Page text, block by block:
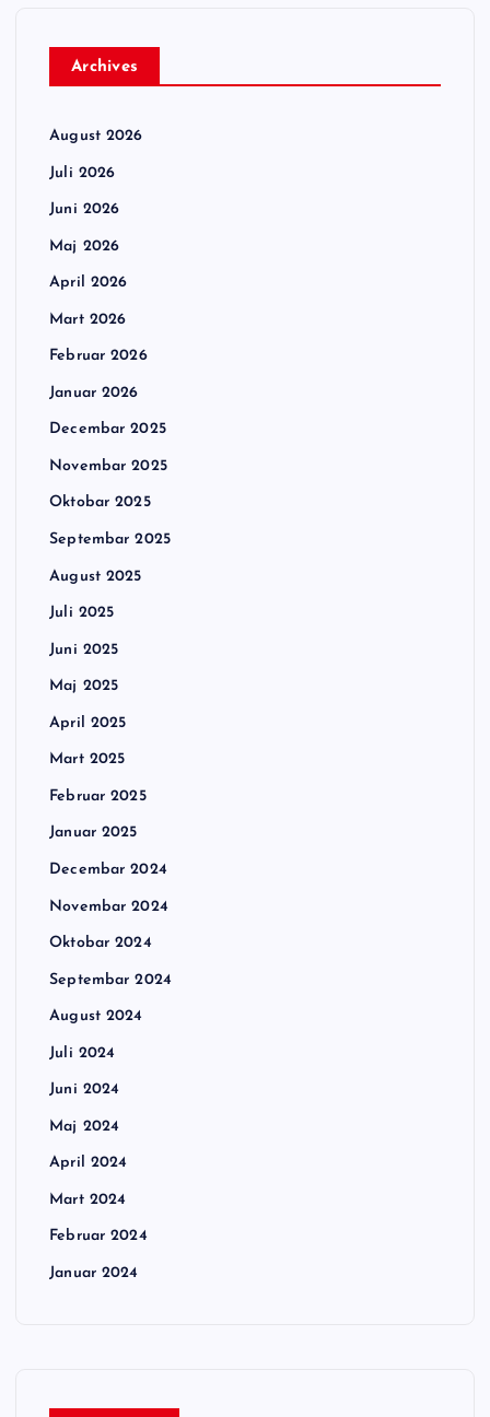
Archives
August 2026
Juli 2026
Juni 2026
Maj 2026
April 2026
Mart 2026
Februar 2026
Januar 2026
Decembar 2025
Novembar 2025
Oktobar 2025
Septembar 2025
August 2025
Juli 2025
Juni 2025
Maj 2025
April 2025
Mart 2025
Februar 2025
Januar 2025
Decembar 2024
Novembar 2024
Oktobar 2024
Septembar 2024
August 2024
Juli 2024
Juni 2024
Maj 2024
April 2024
Mart 2024
Februar 2024
Januar 2024